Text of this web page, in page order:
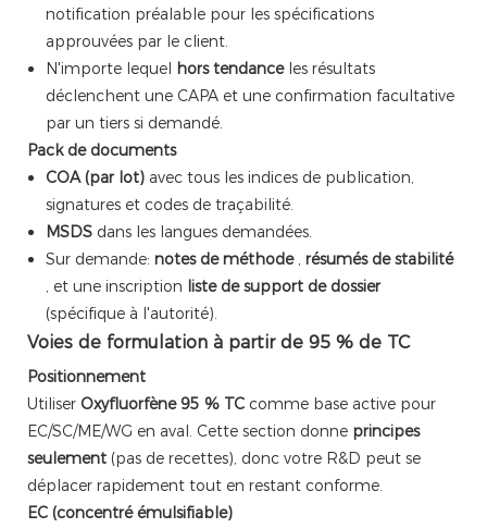
notification préalable pour les spécifications
approuvées par le client.
N'importe lequel hors tendance les résultats
déclenchent une CAPA et une confirmation facultative
par un tiers si demandé.
Pack de documents
COA (par lot) avec tous les indices de publication,
signatures et codes de traçabilité.
MSDS dans les langues demandées.
Sur demande: notes de méthode , résumés de stabilité
, et une inscription liste de support de dossier
(spécifique à l'autorité).
Voies de formulation à partir de 95 % de TC
Positionnement
Utiliser Oxyfluorfène 95 % TC comme base active pour
EC/SC/ME/WG en aval. Cette section donne principes
seulement (pas de recettes), donc votre R&D peut se
déplacer rapidement tout en restant conforme.
EC (concentré émulsifiable)